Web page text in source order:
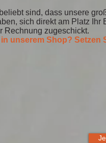
sind, dass unsere
sich direkt am Platz
Rechnung zugeschickt.
unserem Shop? Setzen